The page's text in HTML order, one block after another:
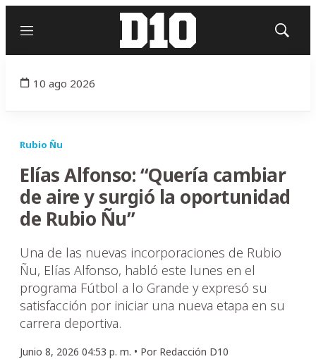
Menú
Mostrar
10 ago 2026
Rubio Ñu
Elías Alfonso: “Quería cambiar
de aire y surgió la oportunidad
de Rubio Ñu”
Una de las nuevas incorporaciones de Rubio
Ñu, Elías Alfonso, habló este lunes en el
programa Fútbol a lo Grande y expresó su
satisfacción por iniciar una nueva etapa en su
carrera deportiva.
Junio 8, 2026 04:53 p. m. • Por Redacción D10